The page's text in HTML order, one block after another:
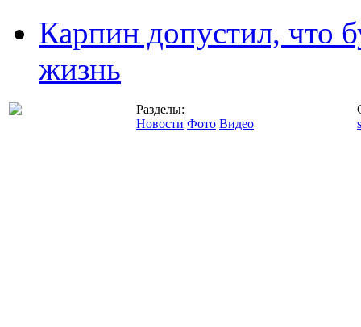
Карпин допустил, что
жизнь
Разделы:
Новости Фото Видео